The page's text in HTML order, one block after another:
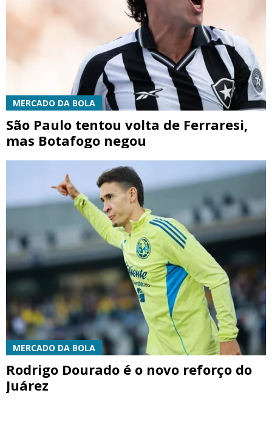
MERCADO DA BOLA
São Paulo tentou volta de Ferraresi,
mas Botafogo negou
MERCADO DA BOLA
Rodrigo Dourado é o novo reforço do
Juárez